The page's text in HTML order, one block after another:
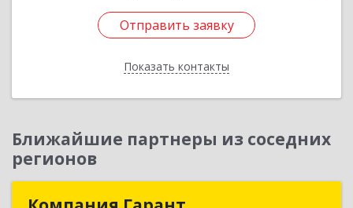
Отправить заявку
Показать контакты
Отправить заявку
Назад
Ближайшие партнеры из соседних
регионов